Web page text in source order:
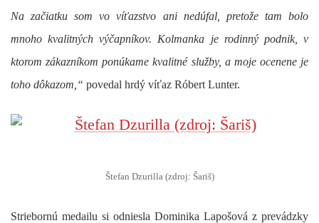
Na začiatku som vo víťazstvo ani nedúfal, pretože tam bolo
mnoho kvalitných výčapníkov. Kolmanka je rodinný podnik, v
ktorom zákazníkom ponúkame kvalitné služby, a moje ocenene je
toho dôkazom,“ povedal hrdý víťaz Róbert Lunter.
Štefan Dzurilla (zdroj: Šariš)
Striebornú medailu si odniesla Dominika Lapošová z prevádzky